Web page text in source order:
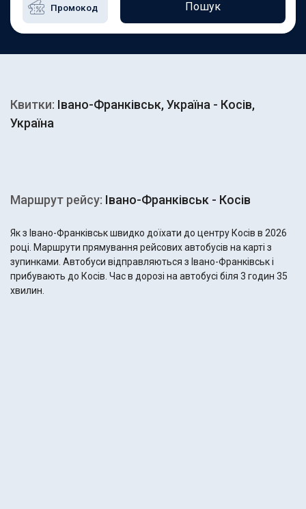
Пошук
Квитки: Івано-Франківськ, Україна - Косів,
Україна
Маршрут рейсу: Івано-Франківськ - Косів
Як з Івано-Франківськ швидко доїхати до центру Косів в 2026
році. Маршрути прямування рейсових автобусів на карті з
зупинками. Автобуси відправляються з Івано-Франківськ і
прибувають до Косів. Час в дорозі на автобусі біля 3 годин 35
хвилин.